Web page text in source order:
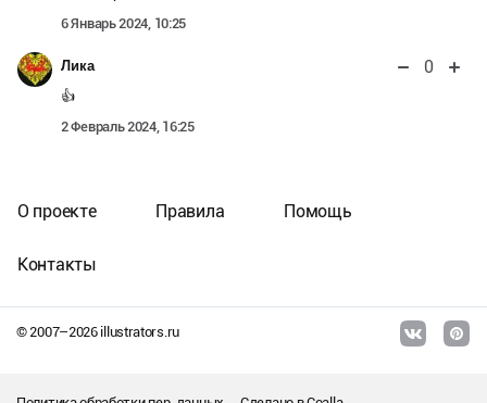
6 Январь 2024, 10:25
Лика 0
👍
2 Февраль 2024, 16:25
© 2007–2026illustrators.ru
О проекте Правила Помощь
Контакты